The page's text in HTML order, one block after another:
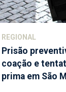
REGIONAL
Prisão
coação e
prima em São